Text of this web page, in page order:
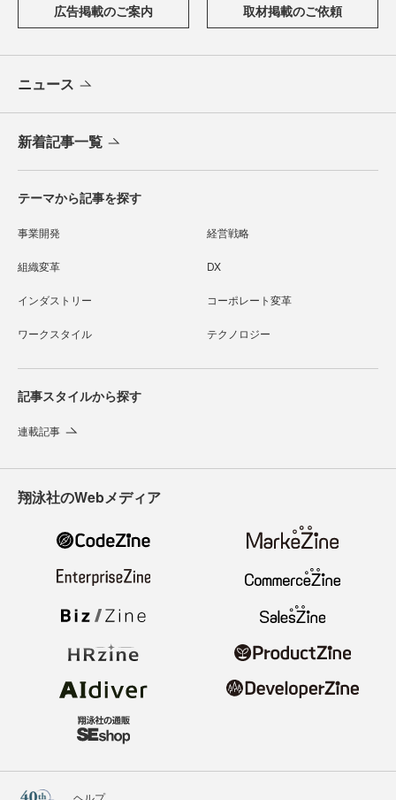
広告掲載のご案内 取材掲載のご依頼
ニュース
新着記事一覧
テーマから記事を探す
事業開発 経営戦略
組織変革 DX
インダストリー コーポレート変革
ワークスタイル テクノロジー
記事スタイルから探す
連載記事
翔泳社のWebメディア
ヘルプ